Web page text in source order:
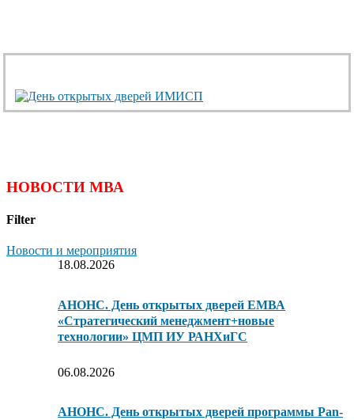
НОВОСТИ МВА
Filter
Новости и мероприятия
18.08.2026
АНОНС. День открытых дверей ЕМВА
«Стратегический менеджмент+новые
технологии» ЦМП ИУ РАНХиГС
06.08.2026
АНОНС. День открытых дверей программы Pan-